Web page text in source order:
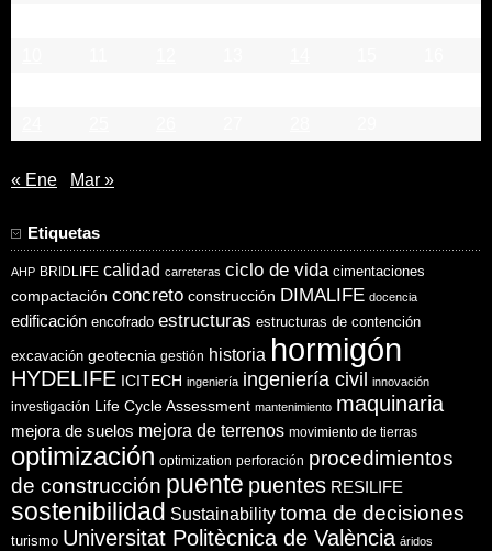
« Ene Mar »
Etiquetas
AHP BRIDLIFE calidad carreteras ciclo de vida cimentaciones
compactación concreto construcción DIMALIFE docencia
edificación encofrado estructuras estructuras de contención
excavación geotecnia gestión historia hormigón
HYDELIFE ICITECH ingeniería ingeniería civil innovación
investigación Life Cycle Assessment mantenimiento maquinaria
mejora de suelos mejora de terrenos movimiento de tierras
optimización optimization perforación procedimientos
de construcción puente puentes RESILIFE
sostenibilidad Sustainability toma de decisiones
turismo Universitat Politècnica de València áridos